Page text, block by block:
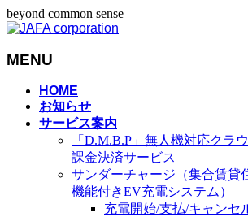
beyond common sense
MENU
HOME
お知らせ
サービス案内
「D.M.B.P」無人機対応クラ
課金決済サービス
サンダーチャージ（集合賃貸
機能付きEV充電システム）
充電開始/支払/キャン